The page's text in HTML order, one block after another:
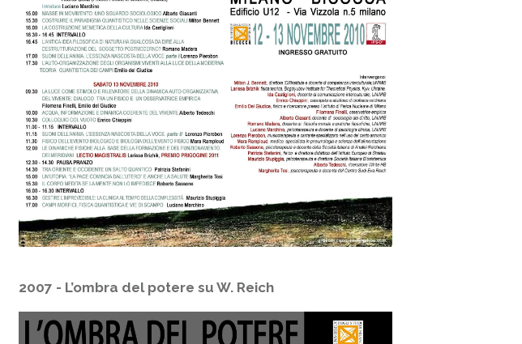
2007 - L’ombra del potere su W. Reich